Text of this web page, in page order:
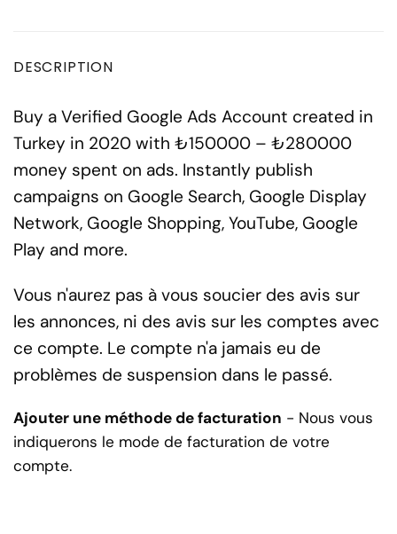
DESCRIPTION
Buy a Verified Google Ads Account created in
Turkey in 2020 with ₺150000 – ₺280000
money spent on ads. Instantly publish
campaigns on Google Search, Google Display
Network, Google Shopping, YouTube, Google
Play and more.
Vous n'aurez pas à vous soucier des avis sur
les annonces, ni des avis sur les comptes avec
ce compte. Le compte n'a jamais eu de
problèmes de suspension dans le passé.
Ajouter une méthode de facturation - Nous vous
indiquerons le mode de facturation de votre
compte.